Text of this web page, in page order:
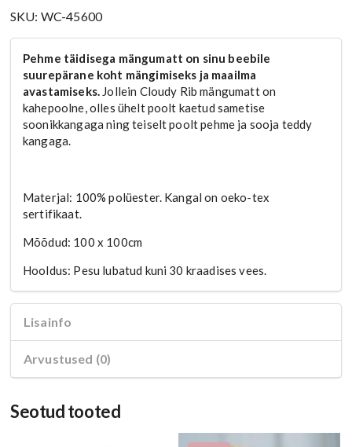
värvivalik
kogus
SKU: WC-45600
Pehme täidisega mängumatt on sinu beebile
suurepärane koht mängimiseks ja maailma
avastamiseks. Jollein Cloudy Rib mängumatt on
kahepoolne, olles ühelt poolt kaetud sametise
soonikkangaga ning teiselt poolt pehme ja sooja teddy
kangaga.
Materjal: 100% polüester. Kangal on oeko-tex
sertifikaat.
Mõõdud: 100 x 100cm
Hooldus: Pesu lubatud kuni 30 kraadises vees.
Lisainfo
Arvustused (0)
Seotud tooted